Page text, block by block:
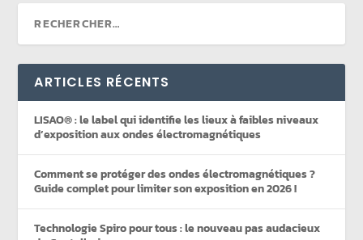
ARTICLES RÉCENTS
LISAO® : le label qui identifie les lieux à faibles niveaux
d’exposition aux ondes électromagnétiques
Comment se protéger des ondes électromagnétiques ?
Guide complet pour limiter son exposition en 2026 !
Technologie Spiro pour tous : le nouveau pas audacieux